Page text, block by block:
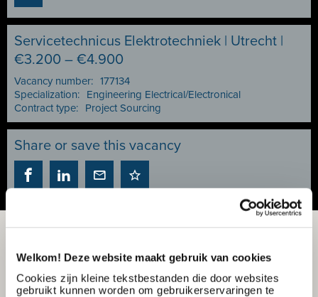
Welkom! Deze website maakt gebruik van cookies
Cookies zijn kleine tekstbestanden die door websites
gebruikt kunnen worden om gebruikerservaringen te
Servicetechnicus Elektrotechniek | Utrecht |
€3.200 – €4.900
Vacancy number: 177134
Specialization:
Engineering Electrical/Electronical
Contract type:
Project Sourcing
Share or save this vacancy